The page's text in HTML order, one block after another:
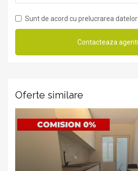
Sunt de acord cu prelucrarea datelor
Oferte similare